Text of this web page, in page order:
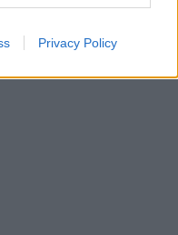
Privacy Policy
első lebomló